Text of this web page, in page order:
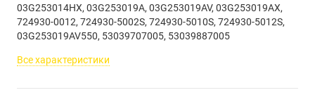
03G253014HX, 03G253019A, 03G253019AV, 03G253019AX,
724930-0012, 724930-5002S, 724930-5010S, 724930-5012S,
03G253019AV550, 53039707005, 53039887005
Все характеристики